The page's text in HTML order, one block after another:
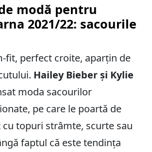
modă pentru
2021/22: sacourile
fit, perfect croite, aparțin de
Hailey Bieber și Kylie
moda sacourilor
pe care le poartă de
topuri strâmte, scurte sau
faptul că este tendința